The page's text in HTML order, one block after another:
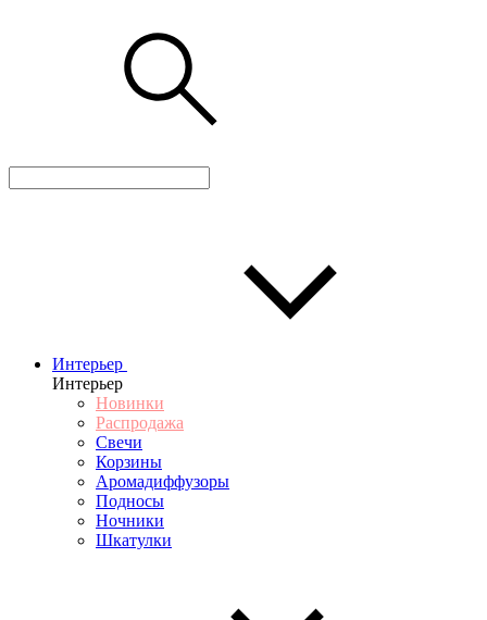
Интерьер
Интерьер
Новинки
Распродажа
Свечи
Корзины
Аромадиффузоры
Подносы
Ночники
Шкатулки